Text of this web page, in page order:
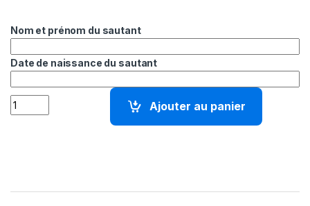
Nom et prénom du sautant
Date de naissance du sautant
quantité de Skill Camp Wingsuit – Skyschool – 21 au 24
Ajouter au panier